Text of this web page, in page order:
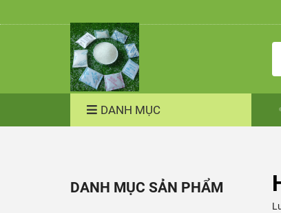
DANH MỤC
DANH MỤC SẢN PHẨM